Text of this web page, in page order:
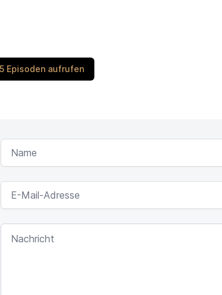
Episoden aufrufen
NAME
E-MAIL-ADRESSE
NACHRICHT